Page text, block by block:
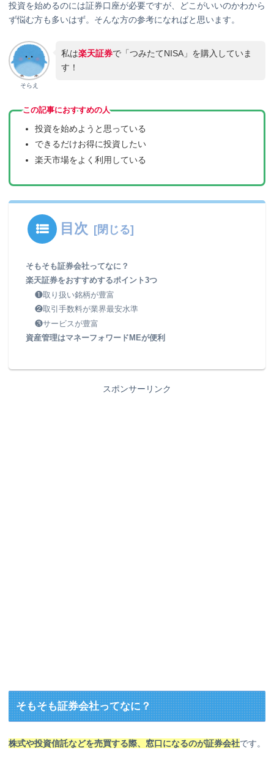
投資を始めるのには証券口座が必要ですが、どこがいいのかわから
ず悩む方も多いはず。そんな方の参考になればと思います。
そらえ
私は楽天証券で「つみたてNISA」を購入していま
す！
この記事におすすめの人
投資を始めようと思っている
できるだけお得に投資したい
楽天市場をよく利用している
目次
そもそも証券会社ってなに？
楽天証券をおすすめするポイント3つ
❶取り扱い銘柄が豊富
❷取引手数料が業界最安水準
❸サービスが豊富
資産管理はマネーフォワードMEが便利
スポンサーリンク
そもそも証券会社ってなに？
株式や投資信託などを売買する際、窓口になるのが証券会社です。